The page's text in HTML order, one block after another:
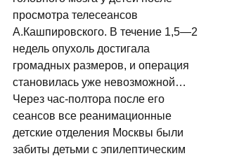
просмотра телесеансов
А.Кашпировского. В течение 1,5—2
недель опухоль достигала
громадных размеров, и операция
становилась уже невозможной…
Через час-полтора после его
сеансов все реанимационные
детские отделения Москвы были
забиты детьми с эпилептическим